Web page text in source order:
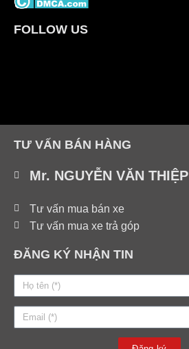
FOLLOW US
TƯ VẤN BÁN HÀNG
Mr. NGUYỄN VĂN THIỆP
Tư vấn mua bán xe
Tư vấn mua xe trả góp
ĐĂNG KÝ NHẬN TIN